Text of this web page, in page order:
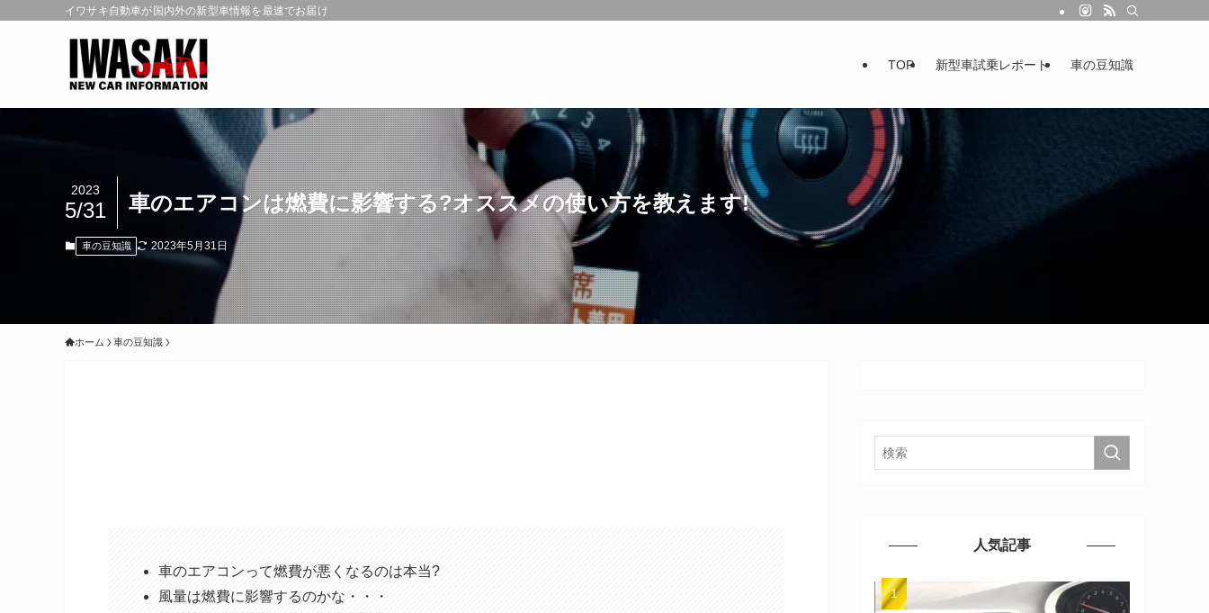
イワサキ自動車が国内外の新型車情報を最速でお届け
TOP 新型車試乗レポート 車の豆知識
車のエアコンは燃費に影響する?オススメの使い方を教えます!
2023
5/31
車の豆知識 2023年5月31日
ホーム 車の豆知識
車のエアコンって燃費が悪くなるのは本当?
風量は燃費に影響するのかな・・・
人気記事